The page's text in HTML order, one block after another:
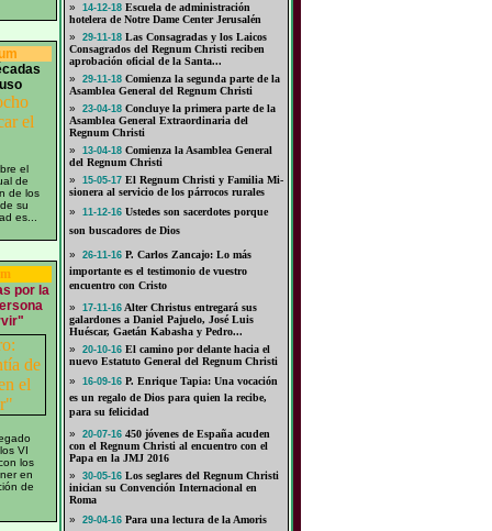
el
de
de los
su
es...
por la
VI
los
en
de
»
14-12-18Escuela de administración
hotelera de Notre Dame Center Jerusalén
»
29-11-18Las Consagradas y los Laicos
Consagrados del Regnum Christi reciben
aprobación oficial de la Santa...
»
29-11-18Comienza la segunda parte de la
Asamblea General del Regnum Christi
»
23-04-18Concluye la primera parte de la
Asamblea General Extraordinaria del
Regnum Christi
»
13-04-18Comienza la Asamblea General
del Regnum Christi
»
15-05-17El Reg­num Ch­ris­ti y Fa­mi­lia Mi­
sio­ne­ra al ser­vi­cio de los pá­rro­cos ru­ra­les
»
11-12-16Ustedes son sacerdotes porque
son buscadores de Dios
»
26-11-16P. Carlos Zancajo: Lo más
importante es el testimonio de vuestro
encuentro con Cristo
»
17-11-16Alter Christus entregará sus
galardones a Daniel Pajuelo, José Luis
Huéscar, Gaetán Kabasha y Pedro...
»
20-10-16El camino por delante hacia el
nuevo Estatuto General del Regnum Christi
»
16-09-16P. Enrique Tapia: Una vocación
es un regalo de Dios para quien la recibe,
para su felicidad
»
20-07-16450 jóvenes de España acuden
con el Regnum Christi al encuentro con el
Papa en la JMJ 2016
»
30-05-16Los seglares del Regnum Christi
inician su Convención Internacional en
Roma
»
29-04-16Para una lectura de la Amoris